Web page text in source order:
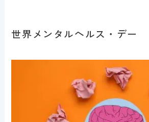
世界メンタルヘルス・デー